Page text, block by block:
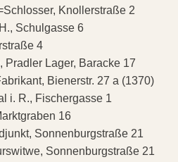
Knollerstraße 2
Schulgasse 6
4
Lager, Baracke 17
Bienerstr. 27 a (1370)
i. R., Fischergasse 1
16
Sonnenburgstraße 21
Sonnenburgstraße 21